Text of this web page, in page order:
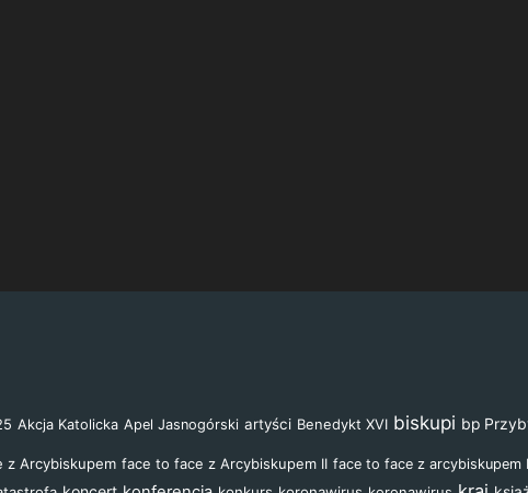
Akcja Katolicka Apel Jasnogórski artyści Benedykt XVI biskupi bp
z Arcybiskupem face to face z Arcybiskupem II face to face z arcybiskupem